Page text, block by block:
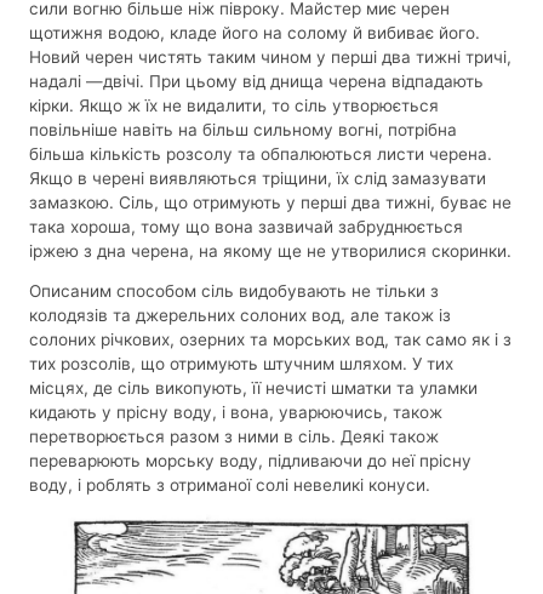
сили вогню більше ніж півроку. Майстер миє черен
щотижня водою, кладе його на солому й вибиває його.
Новий черен чистять таким чином у перші два тижні тричі,
надалі —двічі. При цьому від днища черена відпадають
кірки. Якщо ж їх не видалити, то сіль утворюється
повільніше навіть на більш сильному вогні, потрібна
більша кількість розсолу та обпалюються листи черена.
Якщо в черені виявляються тріщини, їх слід замазувати
замазкою. Сіль, що отримують у перші два тижні, буває не
така хороша, тому що вона зазвичай забруднюється
іржею з дна черена, на якому ще не утворилися скоринки.
Описаним способом сіль видобувають не тільки з
колодязів та джерельних солоних вод, але також із
солоних річкових, озерних та морських вод, так само як і з
тих розсолів, що отримують штучним шляхом. У тих
місцях, де сіль викопують, її нечисті шматки та уламки
кидають у прісну воду, і вона, уварюючись, також
перетворюється разом з ними в сіль. Деякі також
переварюють морську воду, підливаючи до неї прісну
воду, і роблять з отриманої солі невеликі конуси.